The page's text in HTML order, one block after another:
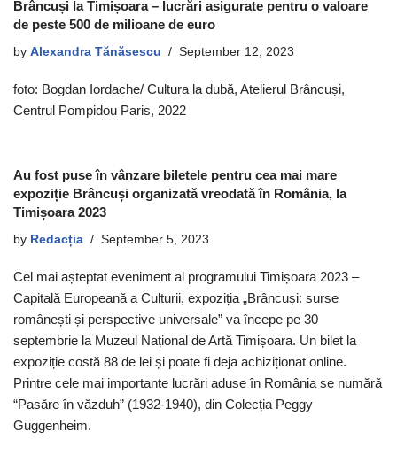
Brâncuși la Timișoara – lucrări asigurate pentru o valoare
de peste 500 de milioane de euro
by Alexandra Tănăsescu September 12, 2023
foto: Bogdan Iordache/ Cultura la dubă, Atelierul Brâncuși,
Centrul Pompidou Paris, 2022
Au fost puse în vânzare biletele pentru cea mai mare
expoziție Brâncuși organizată vreodată în România, la
Timișoara 2023
by Redacția September 5, 2023
Cel mai așteptat eveniment al programului Timișoara 2023 –
Capitală Europeană a Culturii, expoziția „Brâncuși: surse
românești și perspective universale” va începe pe 30
septembrie la Muzeul Național de Artă Timișoara. Un bilet la
expoziție costă 88 de lei și poate fi deja achiziționat online.
Printre cele mai importante lucrări aduse în România se numără
“Pasăre în văzduh” (1932-1940), din Colecția Peggy
Guggenheim.